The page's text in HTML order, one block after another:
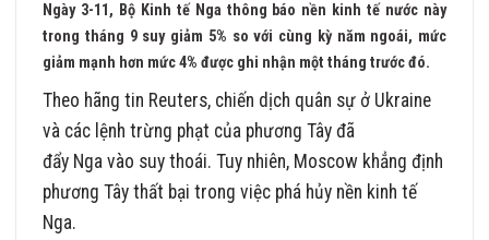
Ngày 3-11, Bộ Kinh tế Nga thông báo nền kinh tế nước này
trong tháng 9 suy giảm 5% so với cùng kỳ năm ngoái, mức
giảm mạnh hơn mức 4% được ghi nhận một tháng trước đó.
Theo hãng tin Reuters, chiến dịch quân sự ở Ukraine
và các lệnh trừng phạt của phương Tây đã
đẩy Nga vào suy thoái. Tuy nhiên, Moscow khẳng định
phương Tây thất bại trong việc phá hủy nền kinh tế
Nga.